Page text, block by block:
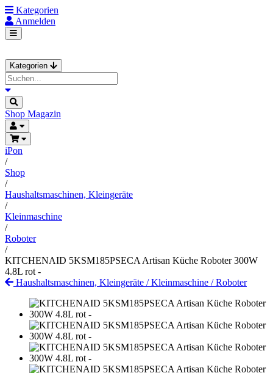
Kategorien
Anmelden
Kategorien
Shop Magazin
iPon
/
Shop
/
Haushaltsmaschinen, Kleingeräte
/
Kleinmaschine
/
Roboter
/
KITCHENAID 5KSM185PSECA Artisan Küche Roboter 300W
4.8L rot -
Haushaltsmaschinen, Kleingeräte /Kleinmaschine /Roboter